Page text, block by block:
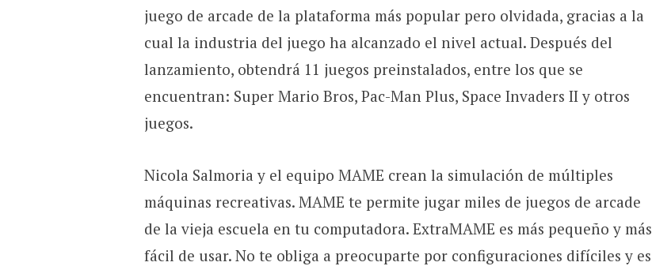
juego de arcade de la plataforma más popular pero olvidada, gracias a la
cual la industria del juego ha alcanzado el nivel actual. Después del
lanzamiento, obtendrá 11 juegos preinstalados, entre los que se
encuentran: Super Mario Bros, Pac-Man Plus, Space Invaders II y otros
juegos.
Nicola Salmoria y el equipo MAME crean la simulación de múltiples
máquinas recreativas. MAME te permite jugar miles de juegos de arcade
de la vieja escuela en tu computadora. ExtraMAME es más pequeño y más
fácil de usar. No te obliga a preocuparte por configuraciones difíciles y es